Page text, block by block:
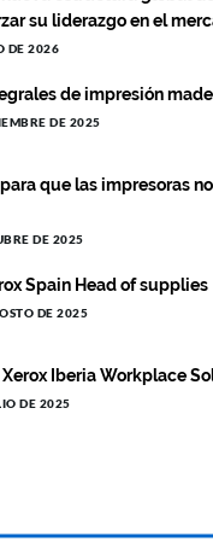
su liderazgo en el
DE 2026
de impresión
DE 2025
que las impresoras
DE 2025
Spain Head of supplies
DE 2025
Xerox Iberia Workplace
DE 2025